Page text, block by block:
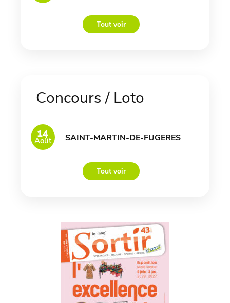
Tout voir
Concours / Loto
14
Août SAINT-MARTIN-DE-FUGERES
Tout voir